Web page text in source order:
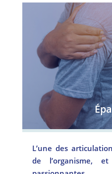
L’une des
de l’organisme,